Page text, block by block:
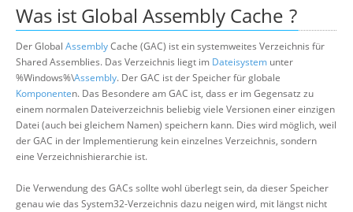
Was ist Global Assembly Cache ?
Der Global AssemblyCache (GAC) ist ein systemweites Verzeichnis für
Shared Assemblies. Das Verzeichnis liegt im Dateisystem unter
%Windows%\Assembly. Der GAC ist der Speicher für globale
Komponenten. Das Besondere am GAC ist, dass er im Gegensatz zu
einem normalen Dateiverzeichnis beliebig viele Versionen einer einzigen
Datei (auch bei gleichem Namen) speichern kann. Dies wird möglich, weil
der GAC in der Implementierung kein einzelnes Verzeichnis, sondern
eine Verzeichnishierarchie ist.
Die Verwendung des GACs sollte wohl überlegt sein, da dieser Speicher
genau wie das System32-Verzeichnis dazu neigen wird, mit längst nicht